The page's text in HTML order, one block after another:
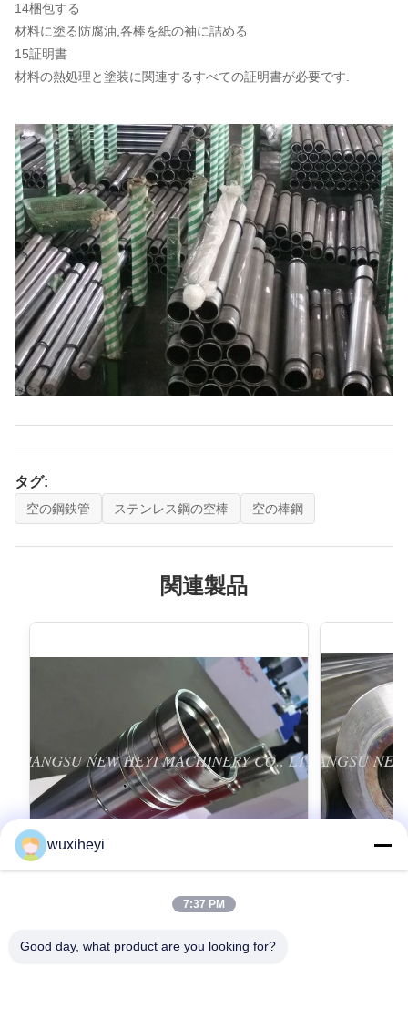
14梱包する
材料に塗る防腐油,各棒を紙の袖に詰める
15証明書
材料の熱処理と塗装に関連するすべての証明書が必要です.
タグ:
空の鋼鉄管 ステンレス鋼の空棒 空の棒鋼
関連製品
金鋼鉄空ピストン棒
wuxiheyi
7:37 PM
Good day, what product are you looking for?